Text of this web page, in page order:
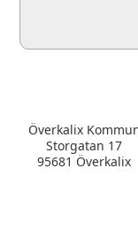
Överkalix
Storgatan 17
95681 Överkalix